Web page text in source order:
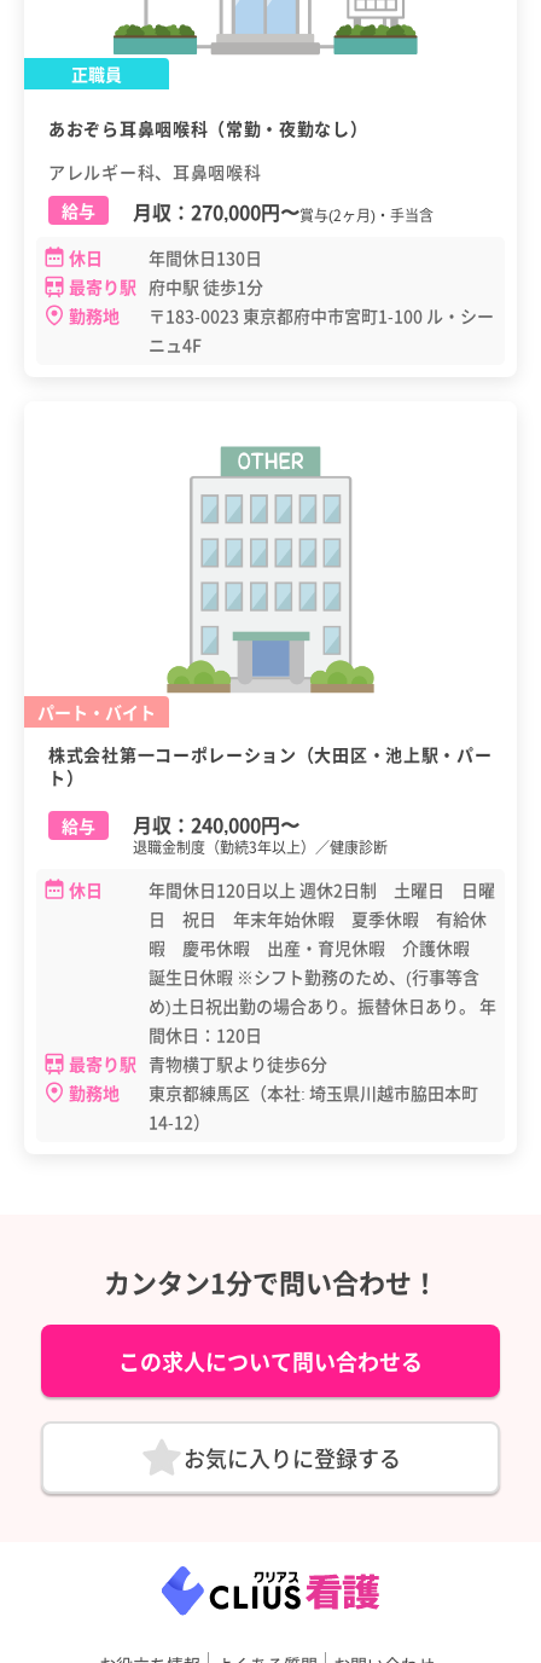
正職員
あおぞら耳鼻咽喉科（常勤・夜勤なし）
アレルギー科、耳鼻咽喉科
給与
月収： 270,000円〜賞与(2ヶ月)・手当含
休日
年間休日130日
最寄り駅 府中駅 徒歩1分
勤務地
〒183-0023 東京都府中市宮町1-100 ル・シー
ニュ4F
パート・バイト
株式会社第一コーポレーション（大田区・池上駅・パー
ト）
給与
月収： 240,000円〜
退職金制度（勤続3年以上）／健康診断
休日
年間休日120日以上 週休2日制 土曜日 日曜
日 祝日 年末年始休暇 夏季休暇 有給休
暇 慶弔休暇 出産・育児休暇 介護休暇
誕生日休暇 ※シフト勤務のため、(行事等含
め)土日祝出勤の場合あり。振替休日あり。 年
間休日：120日
最寄り駅 青物横丁駅より徒歩6分
勤務地
東京都練馬区（本社: 埼玉県川越市脇田本町
14-12）
カンタン1分で問い合わせ！
この求人について問い合わせる
お気に入りに登録する